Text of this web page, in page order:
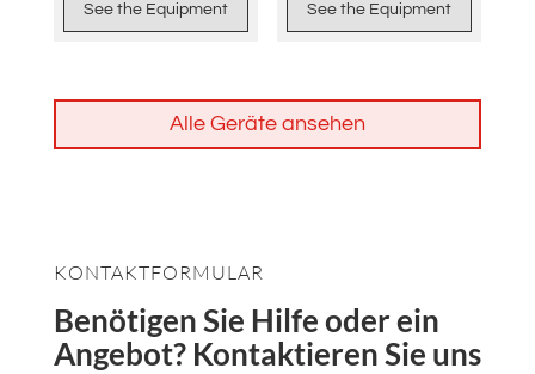
See the Equipment See the Equipment
Alle Geräte ansehen
KONTAKTFORMULAR
Benötigen Sie Hilfe oder ein
Angebot? Kontaktieren Sie uns